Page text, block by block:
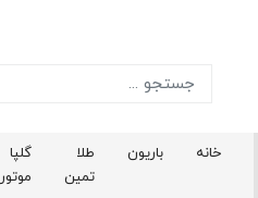
خانه باریون
طلا
تمین
گلپا
موتور